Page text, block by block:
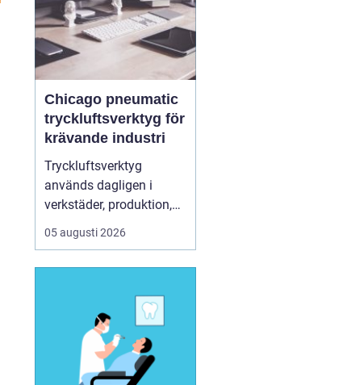
Chicago pneumatic
tryckluftsverktyg för
krävande industri
Tryckluftsverktyg
används dagligen i
verkstäder, produktion,
service och underhåll. De
ska leverera högt
säkra och ergonomiska
för användaren. Chicago
Pneumatic är ett av de
mest etablerade namnen
05 augusti 2026